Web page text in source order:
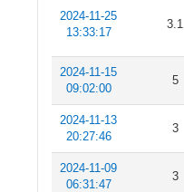
2024-11-25
13:33:17
3.1
2024-11-15
09:02:00
5
2024-11-13
20:27:46
3
2024-11-09
06:31:47
3